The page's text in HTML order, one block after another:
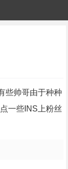
些帅哥由于种种
一些INS上粉丝